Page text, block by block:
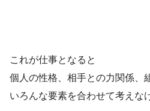
これが仕事となると
個人の性格、相手との力関係、
いろんな要素を合わせて考えな